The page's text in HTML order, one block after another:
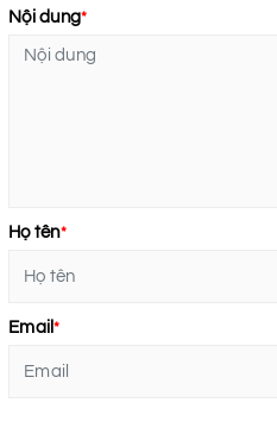
Nội dung*
Họ tên*
Email*